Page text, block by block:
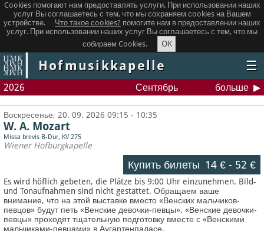
Cookies помогают нам предоставлять услуги. При использовании наших
услуг Вы соглашаетесь с тем, что мы сохраняем сookies на Вашем
устройстве.
Что такое сookies? помогите нам в предоставлении наших
услуг. При использовании наших услуг Вы соглашаетесь с тем, что мы
собираем Cookies.
OK
Hofmusikkapelle ☰
2026 Сентябрь больше
Воскресенье, 20. 09. 2026 09:15 - 10:35
W. A. Mozart
Missa brevis B-Dur, KV 275
Wiener Hofburgkapelle
Купить билеты 14 €- 52 €
Es wird höflich gebeten, die Plätze bis 9:00 Uhr einzunehmen. Bild-
und Tonaufnahmen sind nicht gestattet.Обращаем ваше
внимание, что на этой выставке вместо «Венских мальчиков-
певцов» будут петь «Венские девочки-певцы». «Венские девочки-
певцы» проходят тщательную подготовку вместе с «Венскими
мальчиками-певцами» в Аугартенпаласе.